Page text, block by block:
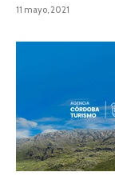
11 mayo, 2021